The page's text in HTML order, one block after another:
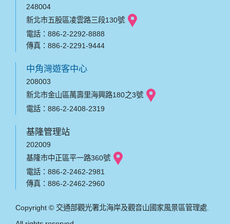
248004
新北市五股區凌雲路三段130號
電話：886-2-2292-8888
傳真：886-2-2291-9444
中角灣遊客中心
208003
新北市金山區萬壽里海興路180之3號
電話：886-2-2408-2319
基隆管理站
202009
基隆市中正區平一路360號
電話：886-2-2462-2981
傳真：886-2-2462-2960
Copyright © 交通部觀光署北海岸及觀音山國家風景區管理處.